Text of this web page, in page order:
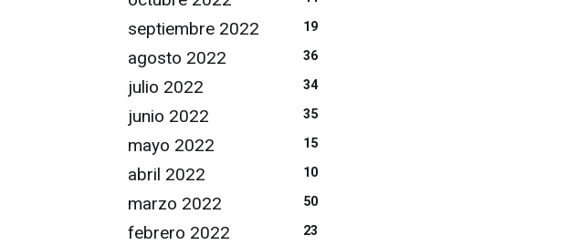
septiembre 2022 19
agosto 2022 36
julio 2022 34
junio 2022 35
mayo 2022 15
abril 2022 10
marzo 2022 50
febrero 2022 23